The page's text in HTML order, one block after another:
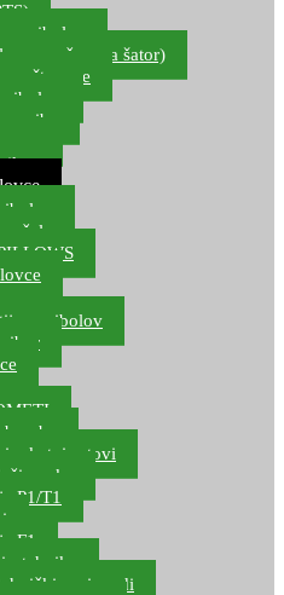
ribolov
ručne, za šator)
štapove
ribe
za ribolov
i raketni setovi
zvuka
P1/T1
F1
proizvodi